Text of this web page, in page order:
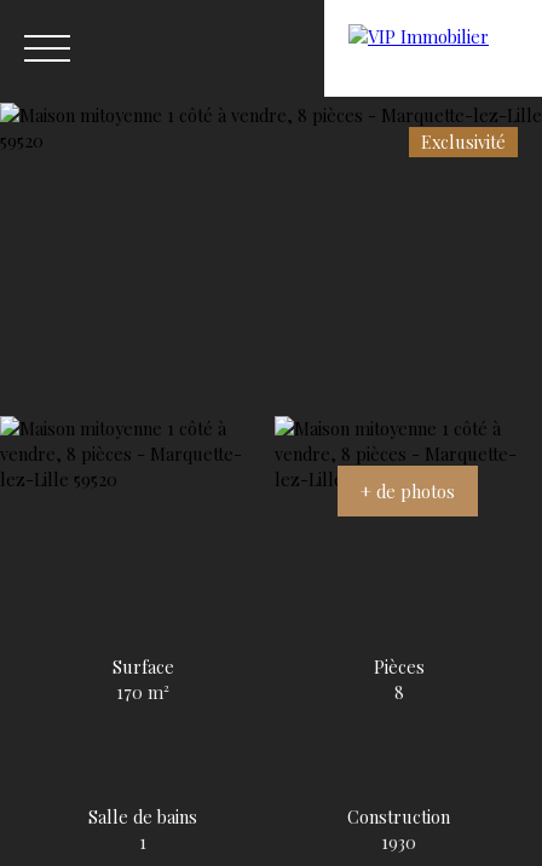
Estimation
Exclusivité
+ de photos
Surface
170m²
Pièces
8
Salle de bains
1
Construction
1930